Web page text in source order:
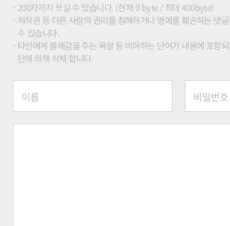
200자까지 쓰실 수 있습니다. (현재 0 byte / 최대 400byte)
저작권 등 다른 사람의 권리를 침해하거나 명예를 훼손하는 댓
수 있습니다.
타인에게 불쾌감을 주는 욕설 등 비하하는 단어가 내용에 포함
단에 의해 삭제 합니다.